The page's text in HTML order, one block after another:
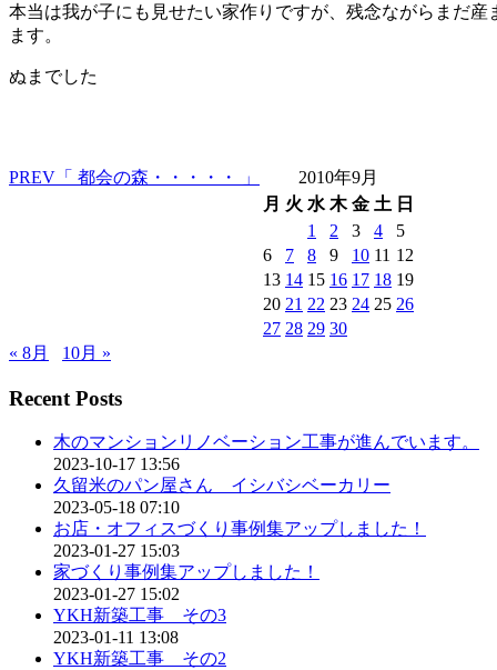
本当は我が子にも見せたい家作りですが、残念ながらまだ
ます。
ぬまでした
PREV 「 都会の森・・・・・ 」
2010年9月
月 火 水 木 金 土 日
1
2 3 4
5
6
7 8 9 10 11 12
13 14 15 16 17 18 19
20 21 22 23 24 25 26
27 28 29 30
« 8月
10月 »
Recent Posts
木のマンションリノベーション工事が進んでいます。
2023-10-17 13:56
久留米のパン屋さん イシバシベーカリー
2023-05-18 07:10
お店・オフィスづくり事例集アップしました！
2023-01-27 15:03
家づくり事例集アップしました！
2023-01-27 15:02
YKH新築工事 その3
2023-01-11 13:08
YKH新築工事 その2